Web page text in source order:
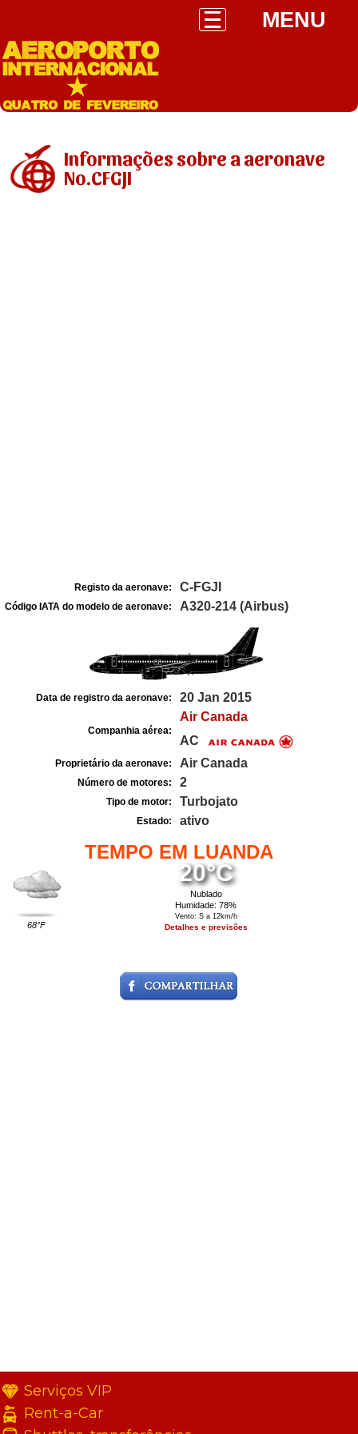
MENU
Informações sobre a aeronave
No.CFGJI
Registo da aeronave: C-FGJI
Código IATA do modelo de aeronave: A320-214 (Airbus)
Data de registro da aeronave: 20 Jan 2015
Companhia aérea:
Air Canada
AC
Proprietário da aeronave: Air Canada
Número de motores: 2
Tipo de motor: Turbojato
Estado: ativo
TEMPO EM LUANDA
68°F
20°C
Nublado
Humidade: 78%
Vento: S a 12km/h
Detalhes e previsões
Serviços VIP
Rent-a-Car